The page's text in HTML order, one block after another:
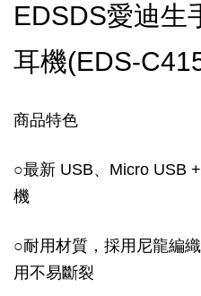
EDSDS愛迪生
耳機(EDS-
商品特色
○最新 USB、Micro USB
機
○耐用材質，採用尼龍編
用不易斷裂